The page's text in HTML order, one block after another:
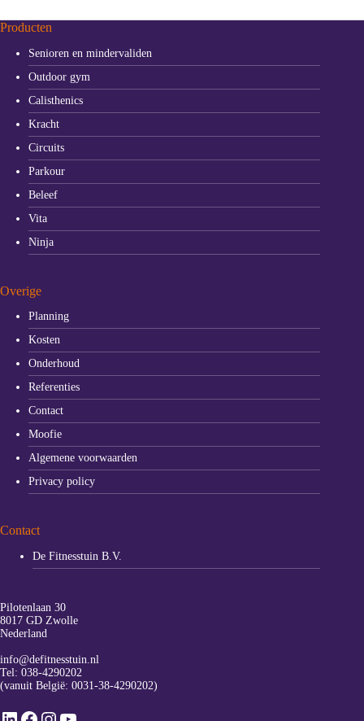
Producten
Senioren en mindervaliden
Outdoor gym
Calisthenics
Kracht
Circuits
Parkour
Beleef
Vita
Ninja
Overige
Planning
Kosten
Onderhoud
Referenties
Contact
Moofie
Algemene voorwaarden
Privacy policy
Contact
De Fitnesstuin B.V.
Pilotenlaan 30
8017 GD Zwolle
Nederland
info@defitnesstuin.nl
Tel: 038-4290202
(vanuit België: 0031-38-4290202)